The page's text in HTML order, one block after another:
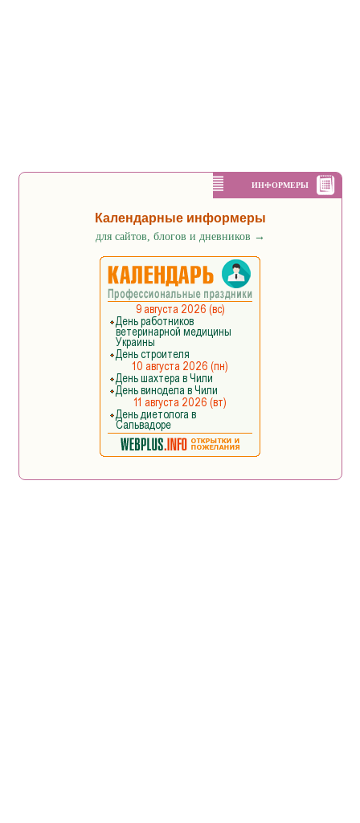
ИНФОРМЕРЫ
Календарные информеры
для сайтов, блогов и дневников →